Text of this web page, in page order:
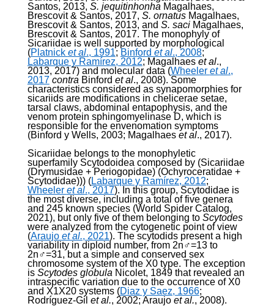
Santos, 2013, S. jequitinhonha Magalhaes,
Brescovit & Santos, 2017, S. ornatus Magalhaes,
Brescovit & Santos, 2013, and S. saci Magalhaes,
Brescovit & Santos, 2017. The monophyly of
Sicariidae is well supported by morphological
(Platnick et al., 1991; Binford et al., 2008;
Labarque y Ramírez, 2012; Magalhaes et al.,
2013, 2017) and molecular data (Wheeler et al.,
2017 contra Binford et al., 2008). Some
characteristics considered as synapomorphies for
sicariids are modifications in chelicerae setae,
tarsal claws, abdominal entapophysis, and the
venom protein sphingomyelinase D, which is
responsible for the envenomation symptoms
(Binford y Wells, 2003; Magalhaes et al., 2017).
Sicariidae belongs to the monophyletic
superfamily Scytodoidea composed by (Sicariidae
(Drymusidae + Periogopidae) (Ochyroceratidae +
Scytodidae))) (Labarque y Ramírez, 2012;
Wheeler et al., 2017). In this group, Scytodidae is
the most diverse, including a total of five genera
and 245 known species (World Spider Catalog,
2021), but only five of them belonging to Scytodes
were analyzed from the cytogenetic point of view
(Araujo et al., 2021). The scytodids present a high
variability in diploid number, from 2n♂=13 to
2n♂=31, but a simple and conserved sex
chromosome system of the X0 type. The exception
is Scytodes globula Nicolet, 1849 that revealed an
intraspecific variation due to the occurrence of X0
and X1X20 systems (Diaz y Saez, 1966;
Rodríguez-Gil et al., 2002; Araujo et al., 2008).